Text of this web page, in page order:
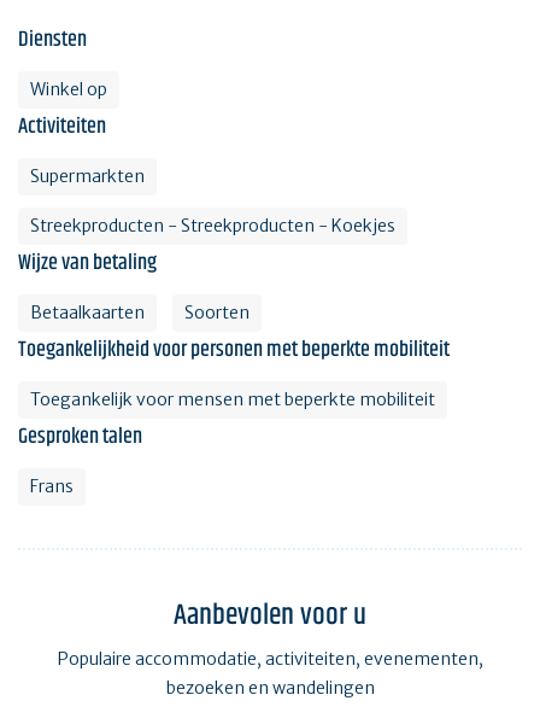
Diensten
Winkel op
Activiteiten
Supermarkten
Streekproducten - Streekproducten - Koekjes
Wijze van betaling
Betaalkaarten Soorten
Toegankelijkheid voor personen met beperkte mobiliteit
Toegankelijk voor mensen met beperkte mobiliteit
Gesproken talen
Frans
Aanbevolen voor u
Populaire accommodatie, activiteiten, evenementen,
bezoeken en wandelingen